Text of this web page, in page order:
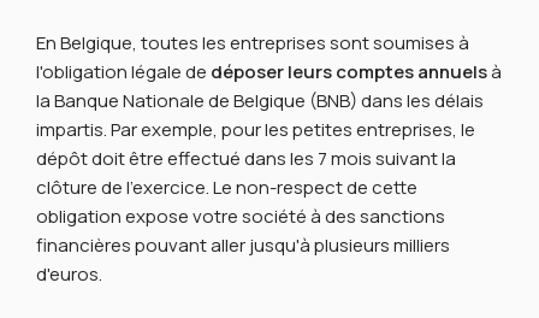
En Belgique, toutes les entreprises sont soumises à
l'obligation légale de déposer leurs comptes annuelsà
la Banque Nationale de Belgique (BNB) dans les délais
impartis. Par exemple, pour les petites entreprises, le
dépôt doit être effectué dans les 7 mois suivant la
clôture de l'exercice. Le non-respect de cette
obligation expose votre société à des sanctions
financières pouvant aller jusqu'à plusieurs milliers
d'euros.